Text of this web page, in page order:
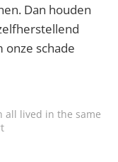
Dan houden
onze schade
all lived in the same